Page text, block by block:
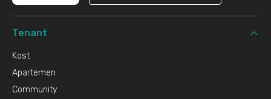
Tenant
Kost
Apartemen
Community